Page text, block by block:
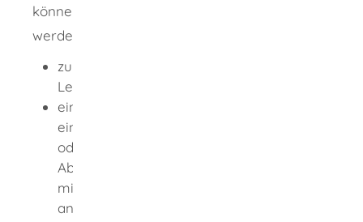
können natürliche Personen anerkannt
werden, die
zum Zeitpunkt der Antragstellung das 35.
Lebensjahr vollendet haben,
ein Studium des Bauingenieurwesens an
einer Technischen Universität, Hochschule
oder Fachhochschule, dessen
Abschlussprüfung ein Regelstudium von
mindestens vier Jahren voraussetzt oder
an einer als gleichwertig anerkannten